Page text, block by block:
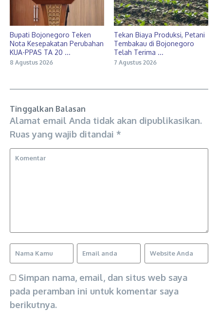
Bupati Bojonegoro Teken
Nota Kesepakatan Perubahan
KUA-PPAS TA 20 ...
8 Agustus 2026
Tekan Biaya Produksi, Petani
Tembakau di Bojonegoro
Telah Terima ...
7 Agustus 2026
Tinggalkan Balasan
Alamat email Anda tidak akan dipublikasikan.
Ruas yang wajib ditandai *
Simpan nama, email, dan situs web saya
pada peramban ini untuk komentar saya
berikutnya.